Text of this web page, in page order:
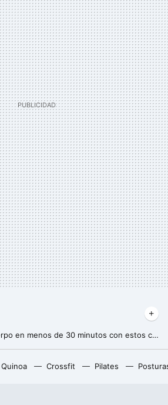
Entrena todo tu cuerpo en menos de 30 minutos con estos cuatro circuitos de tres ejercicios básicos
Quinoa Crossfit Pilates